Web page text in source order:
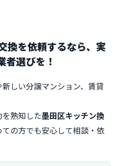
換を依頼するなら、実
者選びを！
しい分譲マンション、賃貸
熟知した墨田区キッチン換
の方でも安心して相談・依